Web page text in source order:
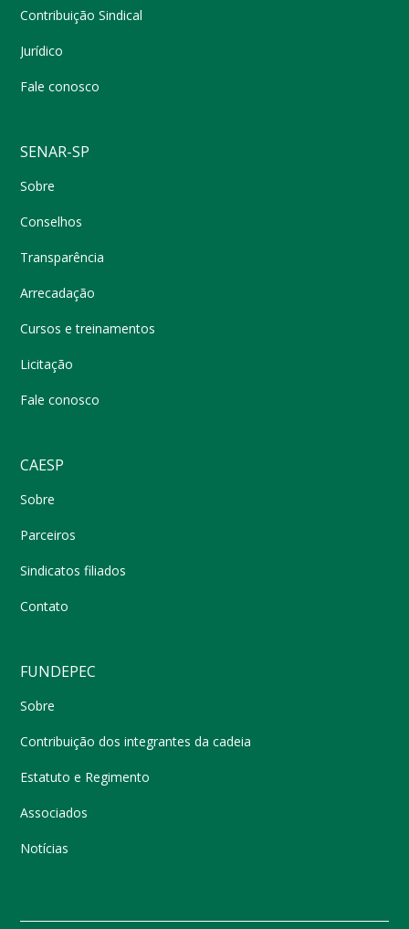
Contribuição Sindical
Jurídico
Fale conosco
SENAR-SP
Sobre
Conselhos
Transparência
Arrecadação
Cursos e treinamentos
Licitação
Fale conosco
CAESP
Sobre
Parceiros
Sindicatos filiados
Contato
FUNDEPEC
Sobre
Contribuição dos integrantes da cadeia
Estatuto e Regimento
Associados
Notícias